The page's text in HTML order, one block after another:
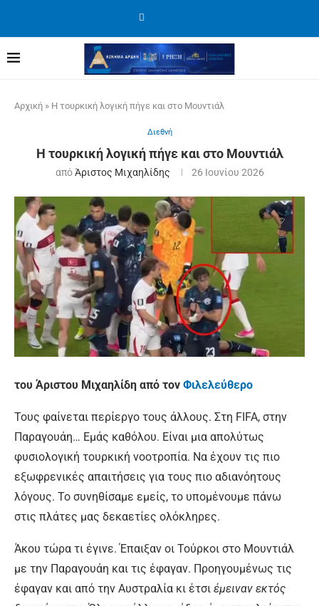
Αρχική » Η τουρκική λογική πήγε και στο Μουντιάλ
Διεθνή
Η τουρκική λογική πήγε και στο Μουντιάλ
απόΆριστος Μιχαηλίδης 26 Ιουνίου 2026
του Άριστου Μιχαηλίδη από τον Φιλελεύθερο
Τους φαίνεται περίεργο τους άλλους. Στη FIFA, στην
Παραγουάη… Εμάς καθόλου. Είναι μια απολύτως
φυσιολογική τουρκική νοοτροπία. Να έχουν τις πιο
εξωφρενικές απαιτήσεις για τους πιο αδιανόητους
λόγους. Το συνηθίσαμε εμείς, το υπομένουμε πάνω
στις πλάτες μας δεκαετίες ολόκληρες.
Άκου τώρα τι έγινε. Έπαιξαν οι Τούρκοι στο Μουντιάλ
με την Παραγουάη και τις έφαγαν. Προηγουμένως τις
έφαγαν και από την Αυστραλία κι έτσι έμειναν εκτός